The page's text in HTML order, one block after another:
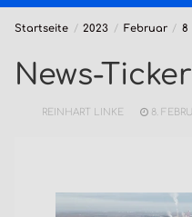
Startseite 2023 Februar 8
News-
REINHART LINKE 8.